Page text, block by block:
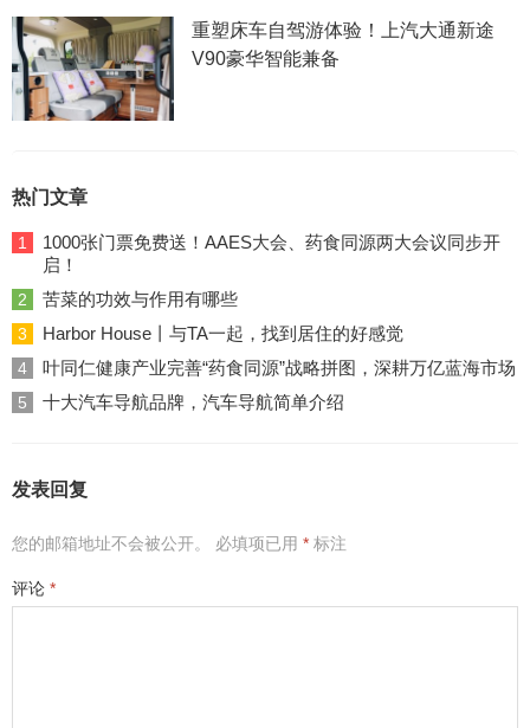
重塑床车自驾游体验！上汽大通新途
V90豪华智能兼备
热门文章
1
1000张门票免费送！AAES大会、药食同源两大会议同步开
启！
2 苦菜的功效与作用有哪些
3 Harbor House丨与TA一起，找到居住的好感觉
4 叶同仁健康产业完善“药食同源”战略拼图，深耕万亿蓝海市场
5 十大汽车导航品牌，汽车导航简单介绍
发表回复
您的邮箱地址不会被公开。 必填项已用 * 标注
评论 *